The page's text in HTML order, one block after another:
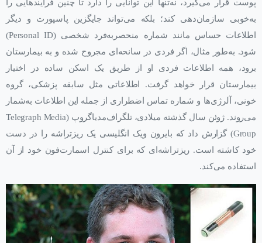
پوست قرار می‌گیرد، نه‌تنها این توانایی را دارد تا چنین فرآیندهایی را
به‌خوبی سازمان‌دهی کند؛ بلکه می‌تواند جایگزین پاسپورت و دیگر
اطلاعات حساس مانند شماره منحصر‌به‌فرد شخصی (Personal ID)
شود. به‌طور مثال، اگر فردی در سانحه‌ای مجروح شده و به بیمارستان
برود، همه اطلاعات فردی او از طریق یک اسکن ساده در اختیار
بیمارستان قرار خواهد گرفت. اطلاعاتی مثل سابقه پزشکی، گروه
خونی، آلرژی‌ها و شماره تماس اضطراری از جمله این اطلاعات به‌شمار
می‌روند. ژوئن سال گذشته میلادی، تلگراف‌مدیاگروپ (Telegraph Media
Group) گزارش داد که بایرون ‌ویک انگلیسی یک ریزتراشه را در دست
خود کاشته است. ریزتراشه‌ای که برای کنترل اسمارت‌فون خود از آن
استفاده می‌کند.